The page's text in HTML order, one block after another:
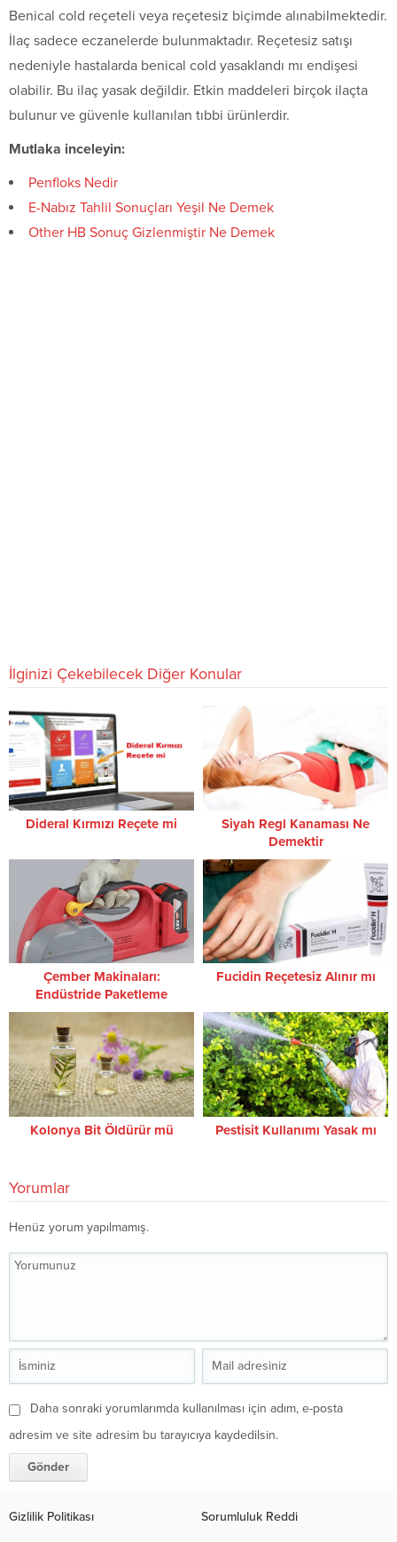
Benical cold reçeteli veya reçetesiz biçimde alınabilmektedir.
İlaç sadece eczanelerde bulunmaktadır. Reçetesiz satışı
nedeniyle hastalarda benical cold yasaklandı mı endişesi
olabilir. Bu ilaç yasak değildir. Etkin maddeleri birçok ilaçta
bulunur ve güvenle kullanılan tıbbi ürünlerdir.
Mutlaka inceleyin:
Penfloks Nedir
E-Nabız Tahlil Sonuçları Yeşil Ne Demek
Other HB Sonuç Gizlenmiştir Ne Demek
İlginizi Çekebilecek Diğer Konular
Dideral Kırmızı Reçete mi
Siyah Regl Kanaması Ne
Demektir
Çember Makinaları:
Endüstride Paketleme
Verimliliğini Artıran Akıllı
Sistemler
Fucidin Reçetesiz Alınır mı
Kolonya Bit Öldürür mü Pestisit Kullanımı Yasak mı
Yorumlar
Henüz yorum yapılmamış.
Daha sonraki yorumlarımda kullanılması için adım, e-posta
adresim ve site adresim bu tarayıcıya kaydedilsin.
Gizlilik Politikası Sorumluluk Reddi